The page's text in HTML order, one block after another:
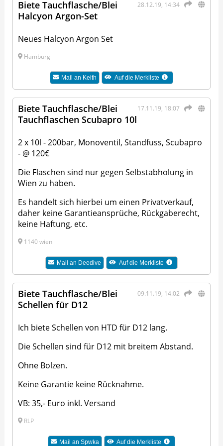
28.12.19, 14:34
Biete Tauchflasche/Blei
Halcyon Argon-Set
Neues Halcyon Argon Set
Hamburg
Mail an Keith Auf die Merkliste
17.11.19, 18:07
Biete Tauchflasche/Blei
Tauchflaschen Scubapro 10l
2 x 10l - 200bar, Monoventil, Standfuss, Scubapro
- @ 120€
Die Flaschen sind nur gegen Selbstabholung in
Wien zu haben.
Es handelt sich hierbei um einen Privatverkauf,
daher keine Garantieansprüche, Rückgaberecht,
keine Haftung, etc.
1140 wien
Mail an Deedive Auf die Merkliste
09.11.19, 14:02
Biete Tauchflasche/Blei
Schellen für D12
Ich biete Schellen von HTD für D12 lang.
Die Schellen sind für D12 mit breitem Abstand.
Ohne Bolzen.
Keine Garantie keine Rücknahme.
VB: 35,- Euro inkl. Versand
RLP
Mail an Spwka Auf die Merkliste